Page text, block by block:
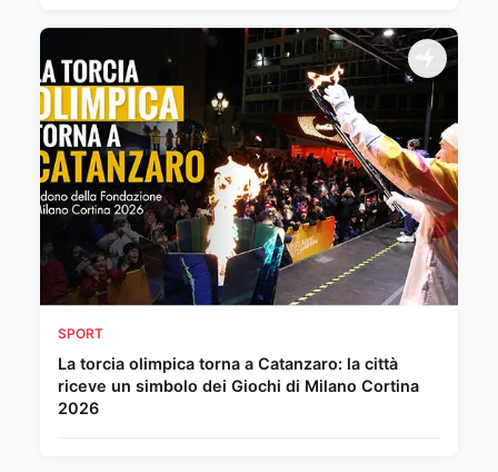
SPORT
La torcia olimpica torna a Catanzaro: la città
riceve un simbolo dei Giochi di Milano Cortina
2026